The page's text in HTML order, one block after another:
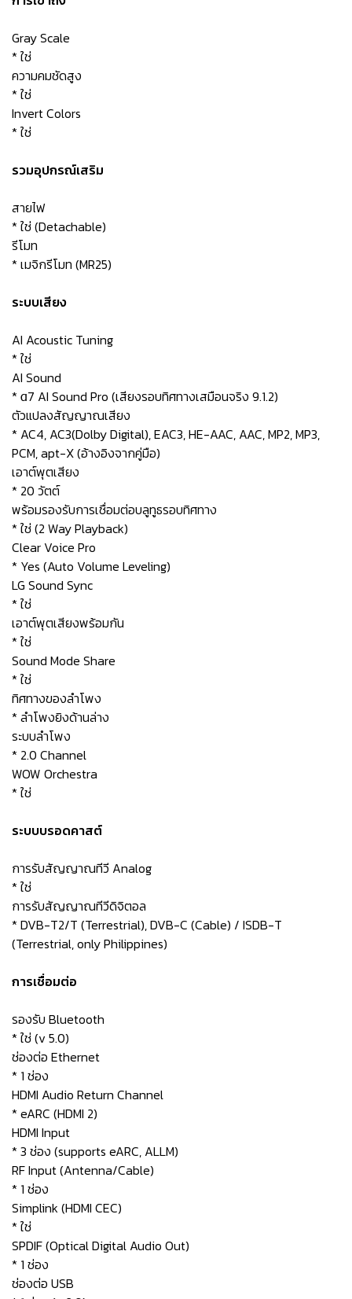
Gray Scale
* ใช่
ความคมชัดสูง
* ใช่
Invert Colors
* ใช่
รวมอุปกรณ์เสริม
สายไฟ
* ใช่ (Detachable)
รีโมท
* เมจิกรีโมท (MR25)
ระบบเสียง
AI Acoustic Tuning
* ใช่
AI Sound
* α7 AI Sound Pro (เสียงรอบทิศทางเสมือนจริง 9.1.2)
ตัวแปลงสัญญาณเสียง
* AC4, AC3(Dolby Digital), EAC3, HE-AAC, AAC, MP2, MP3,
PCM, apt-X (อ้างอิงจากคู่มือ)
เอาต์พุตเสียง
* 20 วัตต์
พร้อมรองรับการเชื่อมต่อบลูทูธรอบทิศทาง
* ใช่ (2 Way Playback)
Clear Voice Pro
* Yes (Auto Volume Leveling)
LG Sound Sync
* ใช่
เอาต์พุตเสียงพร้อมกัน
* ใช่
Sound Mode Share
* ใช่
ทิศทางของลำโพง
* ลำโพงยิงด้านล่าง
ระบบลำโพง
* 2.0 Channel
WOW Orchestra
* ใช่
ระบบบรอดคาสต์
การรับสัญญาณทีวี Analog
* ใช่
การรับสัญญาณทีวีดิจิตอล
* DVB-T2/T (Terrestrial), DVB-C (Cable) / ISDB-T
(Terrestrial, only Philippines)
การเชื่อมต่อ
รองรับ Bluetooth
* ใช่ (v 5.0)
ช่องต่อ Ethernet
* 1 ช่อง
HDMI Audio Return Channel
* eARC (HDMI 2)
HDMI Input
* 3 ช่อง (supports eARC, ALLM)
RF Input (Antenna/Cable)
* 1 ช่อง
Simplink (HDMI CEC)
* ใช่
SPDIF (Optical Digital Audio Out)
* 1 ช่อง
ช่องต่อ USB